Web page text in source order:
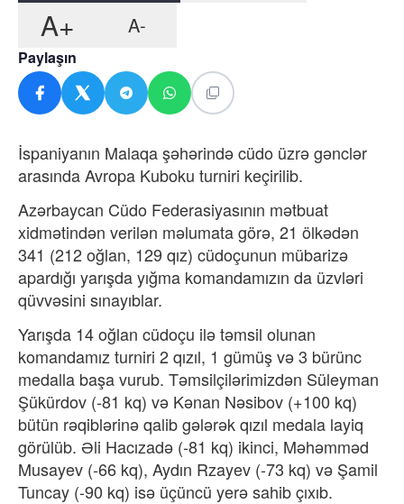
A+ A-
Paylaşın
İspaniyanın Malaqa şəhərində cüdo üzrə gənclər
arasında Avropa Kuboku turniri keçirilib.
Azərbaycan Cüdo Federasiyasının mətbuat
xidmətindən verilən məlumata görə, 21 ölkədən
341 (212 oğlan, 129 qız) cüdoçunun mübarizə
apardığı yarışda yığma komandamızın da üzvləri
qüvvəsini sınayıblar.
Yarışda 14 oğlan cüdoçu ilə təmsil olunan
komandamız turniri 2 qızıl, 1 gümüş və 3 bürünc
medalla başa vurub. Təmsilçilərimizdən Süleyman
Şükürdov (-81 kq) və Kənan Nəsibov (+100 kq)
bütün rəqiblərinə qalib gələrək qızıl medala layiq
görülüb. Əli Hacızadə (-81 kq) ikinci, Məhəmməd
Musayev (-66 kq), Aydın Rzayev (-73 kq) və Şamil
Tuncay (-90 kq) isə üçüncü yerə sahib çıxıb.